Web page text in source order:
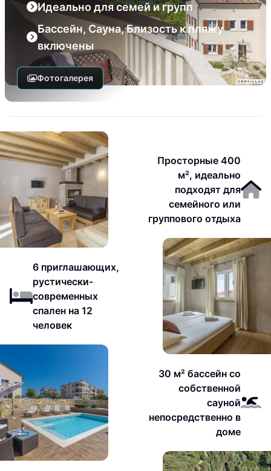
Идеально для семей и групп
Бассейн, Сауна, Близость к пляжу
включены
Фотогалерея
Просторные 400
м², идеально
подходят для
семейного или
группового отдыха
6 приглашающих,
рустически-
современных
спален на 12
человек
30 м² бассейн со
собственной
сауной
непосредственно в
доме